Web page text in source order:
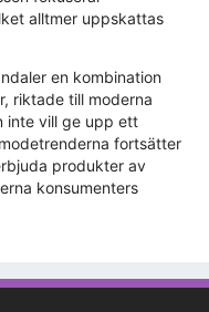
alltmer uppskattas
en kombination
riktade till moderna
inte vill ge upp ett
fortsätter
produkter av
konsumenters